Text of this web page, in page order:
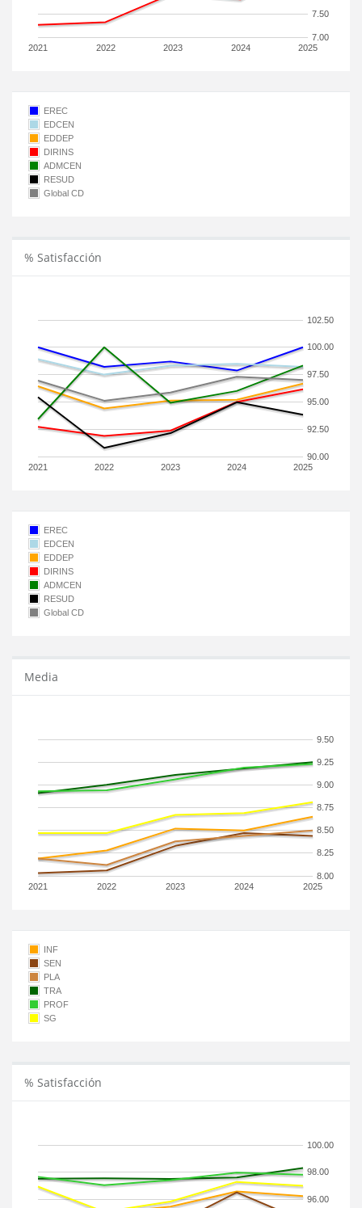
2021 2022 2023 2024 2025
7.00
7.50
EREC
EDCEN
EDDEP
DIRINS
ADMCEN
RESUD
Global CD
% Satisfacción
2021 2022 2023 2024 2025
90.00
92.50
95.00
97.50
100.00
102.50
EREC
EDCEN
EDDEP
DIRINS
ADMCEN
RESUD
Global CD
Media
2021 2022 2023 2024 2025
8.00
8.25
8.50
8.75
9.00
9.25
9.50
INF
SEN
PLA
TRA
PROF
SG
% Satisfacción
96.00
98.00
100.00